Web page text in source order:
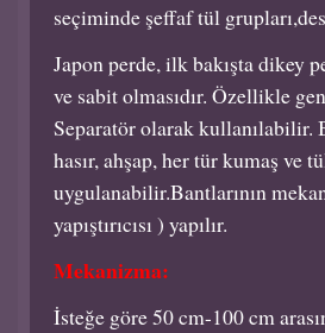
seçiminde şeffaf tül
Japon perde, ilk bakışta dikey
ve sabit olmasıdır. Özellikle
Separatör olarak kullanılabilir.
hasır, ahşap, her tür kumaş ve
uygulanabilir.Bantlarının
yapıştırıcısı ) yapılır.
Mekanizma:
İsteğe göre 50 cm-100 cm